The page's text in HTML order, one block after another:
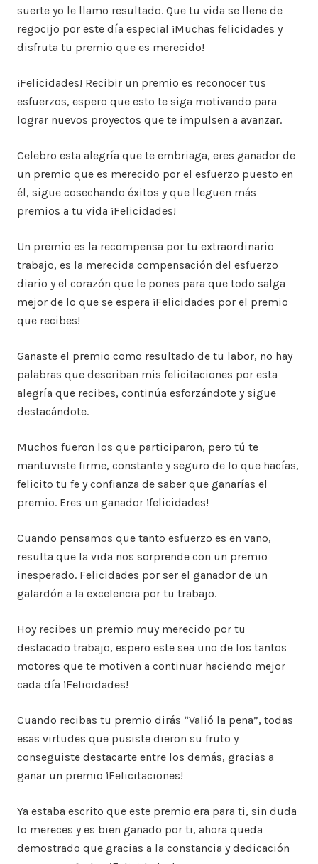
suerte yo le llamo resultado. Que tu vida se llene de
regocijo por este día especial ¡Muchas felicidades y
disfruta tu premio que es merecido!
¡Felicidades! Recibir un premio es reconocer tus
esfuerzos, espero que esto te siga motivando para
lograr nuevos proyectos que te impulsen a avanzar.
Celebro esta alegría que te embriaga, eres ganador de
un premio que es merecido por el esfuerzo puesto en
él, sigue cosechando éxitos y que lleguen más
premios a tu vida ¡Felicidades!
Un premio es la recompensa por tu extraordinario
trabajo, es la merecida compensación del esfuerzo
diario y el corazón que le pones para que todo salga
mejor de lo que se espera ¡Felicidades por el premio
que recibes!
Ganaste el premio como resultado de tu labor, no hay
palabras que describan mis felicitaciones por esta
alegría que recibes, continúa esforzándote y sigue
destacándote.
Muchos fueron los que participaron, pero tú te
mantuviste firme, constante y seguro de lo que hacías,
felicito tu fe y confianza de saber que ganarías el
premio. Eres un ganador ¡felicidades!
Cuando pensamos que tanto esfuerzo es en vano,
resulta que la vida nos sorprende con un premio
inesperado. Felicidades por ser el ganador de un
galardón a la excelencia por tu trabajo.
Hoy recibes un premio muy merecido por tu
destacado trabajo, espero este sea uno de los tantos
motores que te motiven a continuar haciendo mejor
cada día ¡Felicidades!
Cuando recibas tu premio dirás “Valió la pena”, todas
esas virtudes que pusiste dieron su fruto y
conseguiste destacarte entre los demás, gracias a
ganar un premio ¡Felicitaciones!
Ya estaba escrito que este premio era para ti, sin duda
lo mereces y es bien ganado por ti, ahora queda
demostrado que gracias a la constancia y dedicación